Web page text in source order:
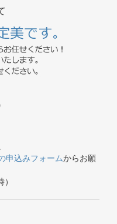
申込みフォームからお願